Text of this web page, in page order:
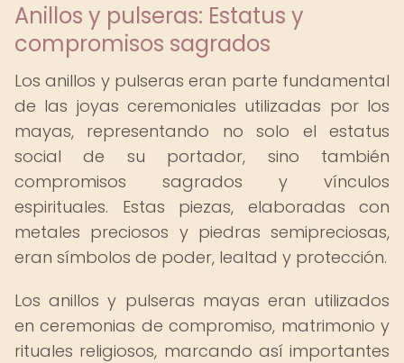
Anillos y pulseras: Estatus y
compromisos sagrados
Los anillos y pulseras eran parte fundamental
de las joyas ceremoniales utilizadas por los
mayas, representando no solo el estatus
social de su portador, sino también
compromisos sagrados y vínculos
espirituales. Estas piezas, elaboradas con
metales preciosos y piedras semipreciosas,
eran símbolos de poder, lealtad y protección.
Los anillos y pulseras mayas eran utilizados
en ceremonias de compromiso, matrimonio y
rituales religiosos, marcando así importantes